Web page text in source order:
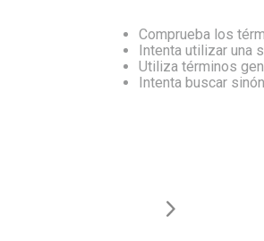
Comprueba los
Intenta utilizar una
Utiliza términos
Intenta buscar